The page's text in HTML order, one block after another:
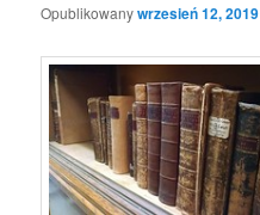
Opublikowanywrzesień 12, 2019